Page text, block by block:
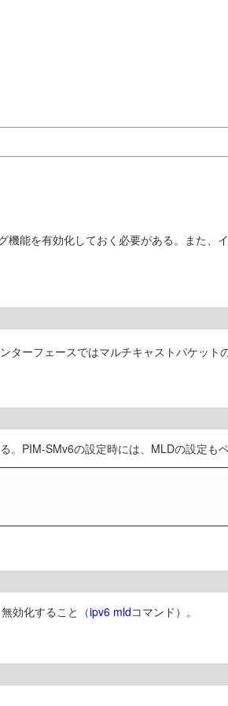
機能を有効化しておく必要がある。また、
ーフェースではマルチキャストパケッ
PIM-SMv6の設定時には、MLDの設定もペ
効化すること（ipv6 mldコマンド）。